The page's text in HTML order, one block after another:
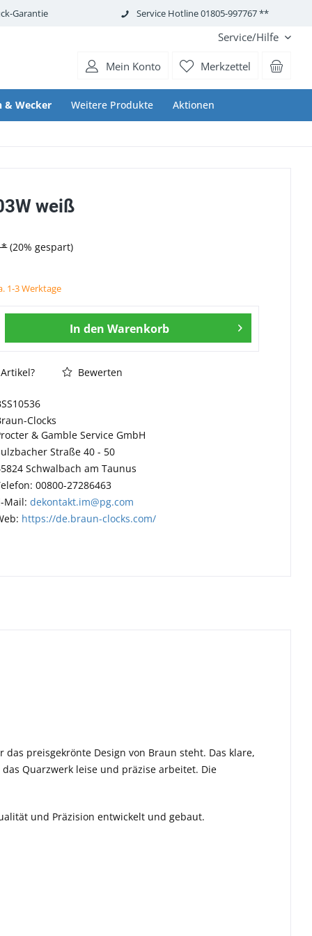
Garantie Service Hotline 01805-997767 **
Service/Hilfe
Merkzettel
Mein Konto
& Wecker Weitere Produkte Aktionen
weiß
* (20% gespart)
1-3 Werktage
In den Warenkorb
Bewerten
Clocks
& Gamble Service GmbH
Straße 40 - 50
Schwalbach am Taunus
00800-27286463
Mail:dekontakt.im@pg.com
https://de.braun-clocks.com/
preisgekrönte Design von Braun steht. Das klare,
Quarzwerk leise und präzise arbeitet. Die
und Präzision entwickelt und gebaut.